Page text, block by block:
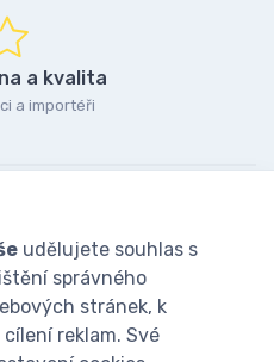
a kvalita
a importéři
udělujete souhlas s
správného
stránek, k
reklam. Své